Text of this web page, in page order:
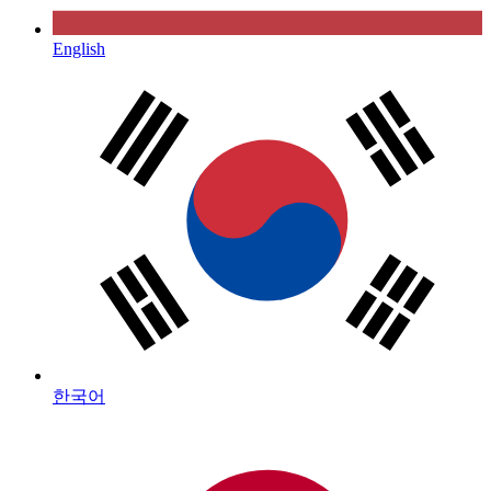
English
한국어